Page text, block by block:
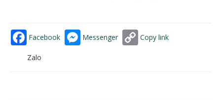
Facebook Messenger Copy link
Zalo